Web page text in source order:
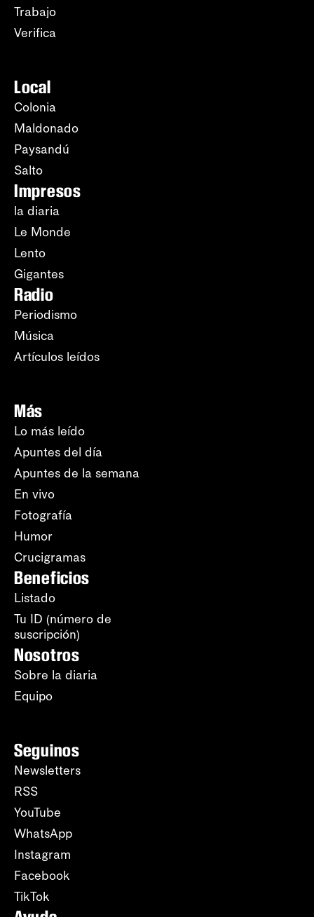
Trabajo
Verifica
Local
Colonia
Maldonado
Paysandú
Salto
Impresos
la diaria
Le Monde
Lento
Gigantes
Radio
Periodismo
Música
Artículos leídos
Más
Lo más leído
Apuntes del día
Apuntes de la semana
En vivo
Fotografía
Humor
Crucigramas
Beneficios
Listado
Tu ID (número de
suscripción)
Nosotros
Sobre la diaria
Equipo
Seguinos
Newsletters
RSS
YouTube
WhatsApp
Instagram
Facebook
TikTok